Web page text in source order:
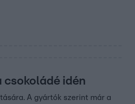
csokoládé idén
A gyártók szerint már a